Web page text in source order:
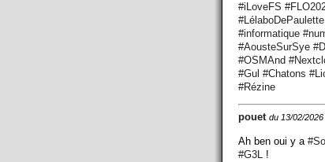
#iLoveFS #
#LélaboDePaulette
#informatique #
#AousteSurSye #
#OSMAnd #
#Gul #Chatons #
#Rézine
pouet du 13/02/
Ah ben oui y a #
#G3L !